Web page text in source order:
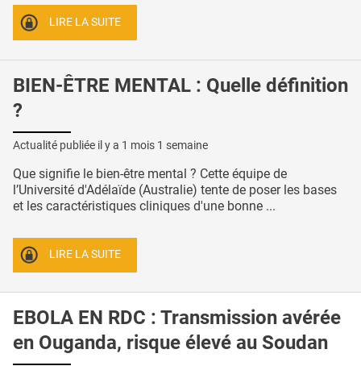
LIRE LA SUITE
BIEN-ÊTRE MENTAL : Quelle définition
?
Actualité publiée il y a 1 mois 1 semaine
Que signifie le bien-être mental ? Cette équipe de
l’Université d'Adélaïde (Australie) tente de poser les bases
et les caractéristiques cliniques d'une bonne ...
LIRE LA SUITE
EBOLA EN RDC : Transmission avérée
en Ouganda, risque élevé au Soudan